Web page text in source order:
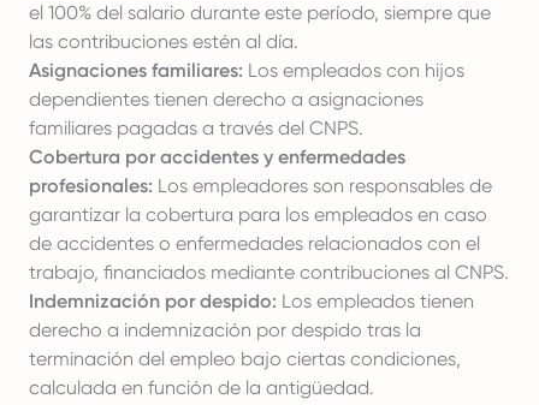
el 100% del salario durante este período, siempre que
las contribuciones estén al día.
Asignaciones familiares: Los empleados con hijos
dependientes tienen derecho a asignaciones
familiares pagadas a través del CNPS.
Cobertura por accidentes y enfermedades
profesionales: Los empleadores son responsables de
garantizar la cobertura para los empleados en caso
de accidentes o enfermedades relacionados con el
trabajo, financiados mediante contribuciones al CNPS.
Indemnización por despido: Los empleados tienen
derecho a indemnización por despido tras la
terminación del empleo bajo ciertas condiciones,
calculada en función de la antigüedad.